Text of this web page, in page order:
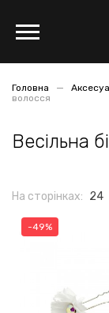
Головна
волосся
Весільна
На сторінках: 24
-49%